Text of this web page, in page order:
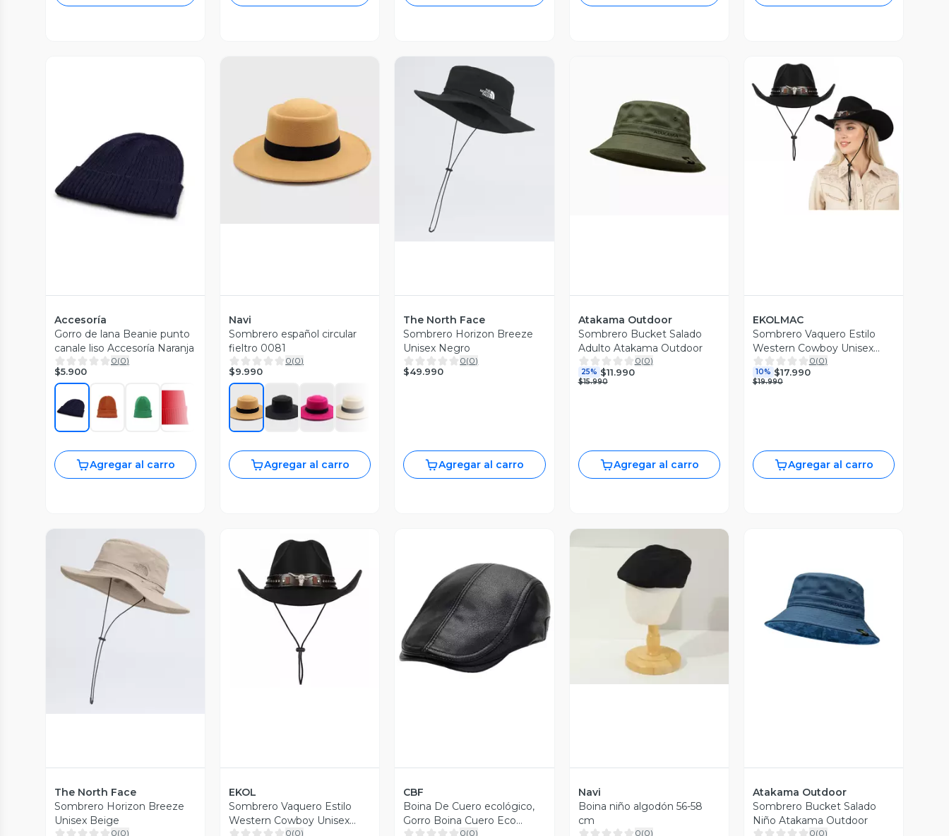
Vista Previa
Accesoría
Gorro de lana Beanie punto
canale liso Accesoría Naranja
0(0)
$5.900
Agregar al carro
Vista Previa
Navi
Sombrero español circular
fieltro 0081
0(0)
$9.990
Agregar al carro
Vista Previa
The North Face
Sombrero Horizon Breeze
Unisex Negro
0(0)
$49.990
Agregar al carro
Vista Previa
Atakama Outdoor
Sombrero Bucket Salado
Adulto Atakama Outdoor
0(0)
25% $11.990
$15.990
Agregar al carro
Vista Previa
EKOLMAC
Sombrero Vaquero Estilo
Western Cowboy Unisex
Adulto Negro Talla Única
0(0)
10% $17.990
$19.990
Agregar al carro
Vista Previa
The North Face
Sombrero Horizon Breeze
Unisex Beige
0(0)
Vista Previa
EKOL
Sombrero Vaquero Estilo
Western Cowboy Unisex
0(0)
Vista Previa
CBF
Boina De Cuero ecológico,
Gorro Boina Cuero Eco
0(0)
Vista Previa
Navi
Boina niño algodón 56-58
cm
0(0)
Vista Previa
Atakama Outdoor
Sombrero Bucket Salado
Niño Atakama Outdoor
0(0)